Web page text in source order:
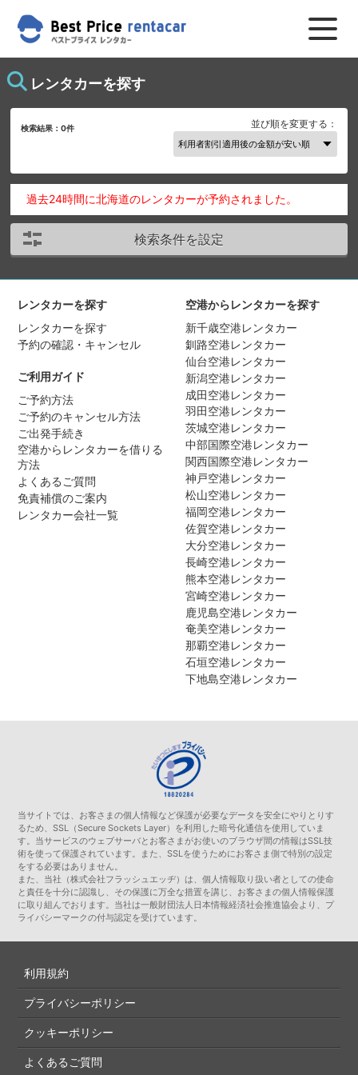
レンタカーを探す
検索結果：0件 並び順を変更する：
過去24時間に北海道のレンタカーが予約されました。
検索条件を設定
レンタカーを探す
レンタカーを探す
予約の確認・キャンセル
ご利用ガイド
ご予約方法
ご予約のキャンセル方法
ご出発手続き
空港からレンタカーを借りる
方法
よくあるご質問
免責補償のご案内
レンタカー会社一覧
空港からレンタカーを探す
新千歳空港レンタカー
釧路空港レンタカー
仙台空港レンタカー
新潟空港レンタカー
成田空港レンタカー
羽田空港レンタカー
茨城空港レンタカー
中部国際空港レンタカー
関西国際空港レンタカー
神戸空港レンタカー
松山空港レンタカー
福岡空港レンタカー
佐賀空港レンタカー
大分空港レンタカー
長崎空港レンタカー
熊本空港レンタカー
宮崎空港レンタカー
鹿児島空港レンタカー
奄美空港レンタカー
那覇空港レンタカー
石垣空港レンタカー
下地島空港レンタカー
当サイトでは、お客さまの個人情報など保護が必要なデータを安全にやりとりす
るため、SSL（Secure Sockets Layer）を利用した暗号化通信を使用していま
す。当サービスのウェブサーバとお客さまがお使いのブラウザ間の情報はSSL技
術を使って保護されています。また、SSLを使うためにお客さま側で特別の設定
をする必要はありません。
また、当社（株式会社フラッシュエッヂ）は、個人情報取り扱い者としての使命
と責任を十分に認識し、その保護に万全な措置を講じ、お客さまの個人情報保護
に取り組んでおります。当社は一般財団法人日本情報経済社会推進協会より、プ
ライバシーマークの付与認定を受けています。
利用規約
プライバシーポリシー
クッキーポリシー
よくあるご質問